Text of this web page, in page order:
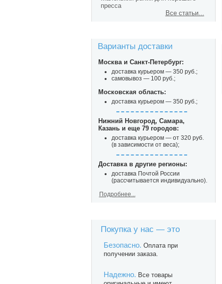
пресса
Все статьи...
Варианты доставки
Москва и Санкт-Петербург:
доставка курьером — 350 руб.;
самовывоз — 100 руб.;
Московская область:
доставка курьером — 350 руб.;
Нижний Новгород, Самара,
Казань и еще 79 городов:
доставка курьером — от 320 руб.
(в зависимости от веса);
Доставка в другие регионы:
доставка Почтой России
(рассчитывается индивидуально).
Подробнее...
Покупка у нас — это
Безопасно. Оплата при
получении заказа.
Надежно. Все товары